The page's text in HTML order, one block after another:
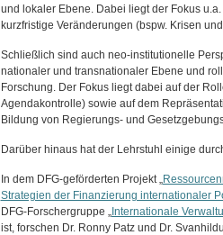
und lokaler Ebene. Dabei liegt der Fokus
kurzfristige Veränderungen (bspw. Krisen
Schließlich sind auch neo-institutionelle
nationaler und transnationaler Ebene und
Forschung. Der Fokus liegt dabei auf der
Agendakontrolle) sowie auf dem
Bildung von Regierungs- und
Darüber hinaus hat der Lehrstuhl einige
In dem DFG-geförderten Projekt „
Strategien der Finanzierung internationaler
DFG-Forschergruppe „Internationale
ist, forschen Dr. Ronny Patz und Dr.